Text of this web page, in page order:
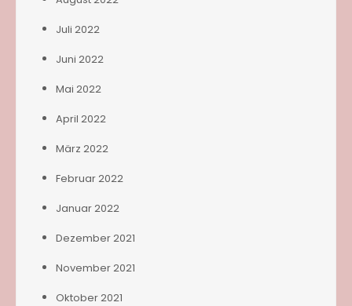
Juli 2022
Juni 2022
Mai 2022
April 2022
März 2022
Februar 2022
Januar 2022
Dezember 2021
November 2021
Oktober 2021